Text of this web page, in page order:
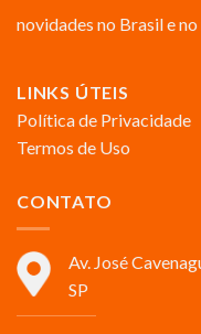
novidades no Brasil e
LINKS ÚTEIS
Política de Privacidade
Termos de Uso
CONTATO
Av. José
SP